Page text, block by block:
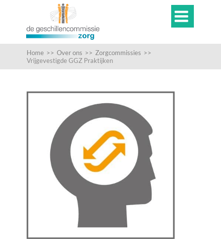

Home >> Over ons >> Zorgcommissies >>
Vrijgevestigde GGZ Praktijken